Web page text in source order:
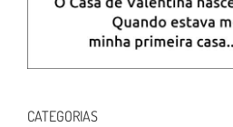
CATEGORIAS